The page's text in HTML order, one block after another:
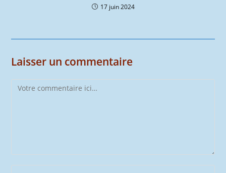
17 juin 2024
Laisser un commentaire
Comment